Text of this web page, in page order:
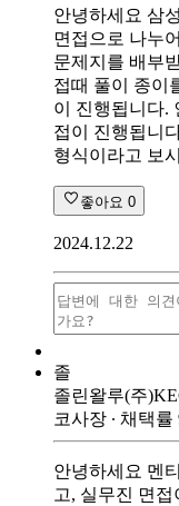
안녕하세요 삼
면접으로 나누
문제지를 배부
접때 풀이 종이
이 진행됩니다.
접이 진행됩니
형식이라고 보
좋아요 0
2024.12.22
졸
졸린왈루(주
코사장 ∙ 채택률
안녕하세요 멘
고, 실무진 면